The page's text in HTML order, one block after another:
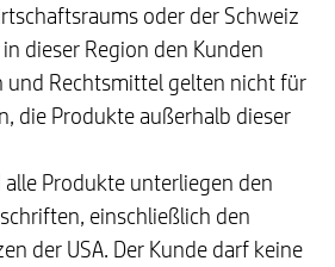
oder der Schweiz
dieser Region den Kunden
und Rechtsmittel gelten nicht für
die Produkte außerhalb dieser
Produkte unterliegen den
einschließlich den
der USA. Der Kunde darf keine